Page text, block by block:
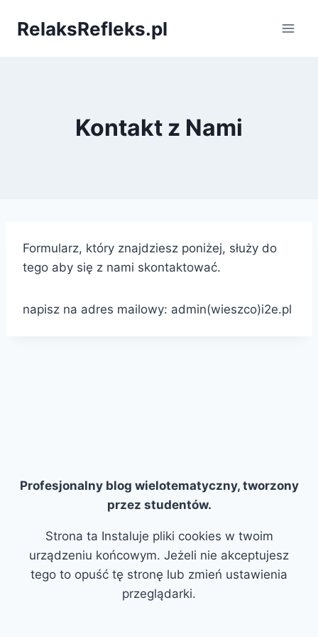
RelaksRefleks.pl
Kontakt z Nami
Formularz, który znajdziesz poniżej, służy do
tego aby się z nami skontaktować.
napisz na adres mailowy: admin(wieszco)i2e.pl
Profesjonalny blog wielotematyczny, tworzony
przez studentów.
Strona ta Instaluje pliki cookies w twoim
urządzeniu końcowym. Jeżeli nie akceptujesz
tego to opuść tę stronę lub zmień ustawienia
przeglądarki.